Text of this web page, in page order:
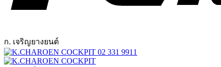
ก. เจริญยางยนต์
02 331 9911